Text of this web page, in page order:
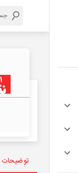
توضیحات